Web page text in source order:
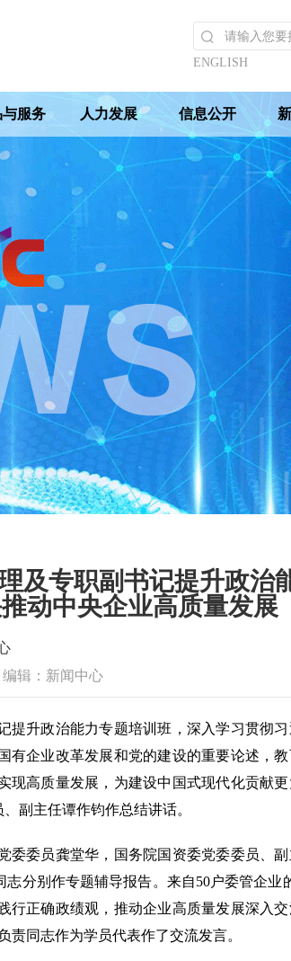
ENGLISH
与服务 人力发展 信息公开
及专职副书记提升政治
动中央企业高质量发展
编辑：新闻中心
升政治能力专题培训班，深入学习贯彻习
企业改革发展和党的建设的重要论述，
现高质量发展，为建设中国式现代化贡献
副主任谭作钧作总结讲话。
委员龚堂华，国务院国资委党委委员、副
分别作专题辅导报告。来自50户委管企业
正确政绩观，推动企业高质量发展深入交
同志作为学员代表作了交流发言。